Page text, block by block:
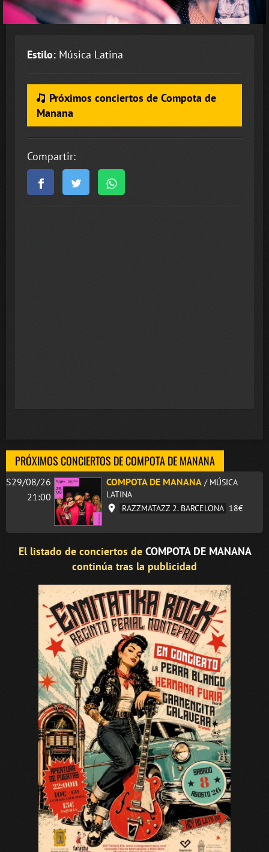
Estilo: Música Latina
Próximos conciertos de Compota de
Manana
Compartir:
PRÓXIMOS CONCIERTOS DE COMPOTA DE MANANA
S29/08/26
21:00
COMPOTA DE MANANA / MÚSICA
LATINA
RAZZMATAZZ 2. BARCELONA 18€
El listado de conciertos de COMPOTA DE MANANA
continúa tras la publicidad